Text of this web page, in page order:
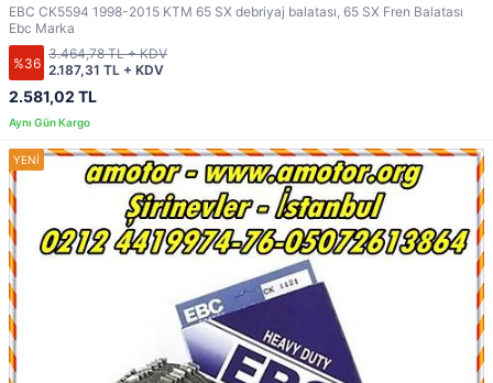
EBC CK5594 1998-2015 KTM 65 SX debriyaj balatası, 65 SX Fren Balatası
Ebc Marka
%36
2.581,02 TL
2.187,31 TL + KDV
3.464,78 TL + KDV